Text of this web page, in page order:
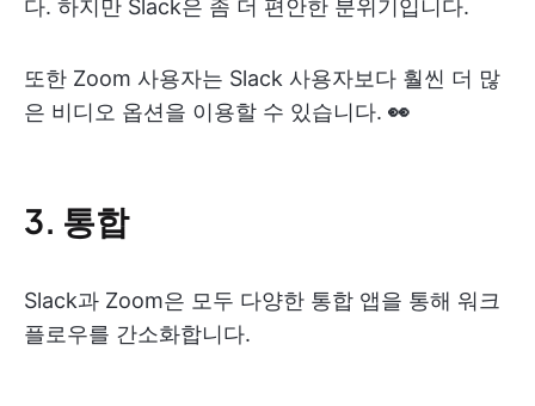
다. 하지만 Slack은 좀 더 편안한 분위기입니다.
또한 Zoom 사용자는 Slack 사용자보다 훨씬 더 많
은 비디오 옵션을 이용할 수 있습니다. 👀
3. 통합
Slack과 Zoom은 모두 다양한 통합 앱을 통해 워크
플로우를 간소화합니다.